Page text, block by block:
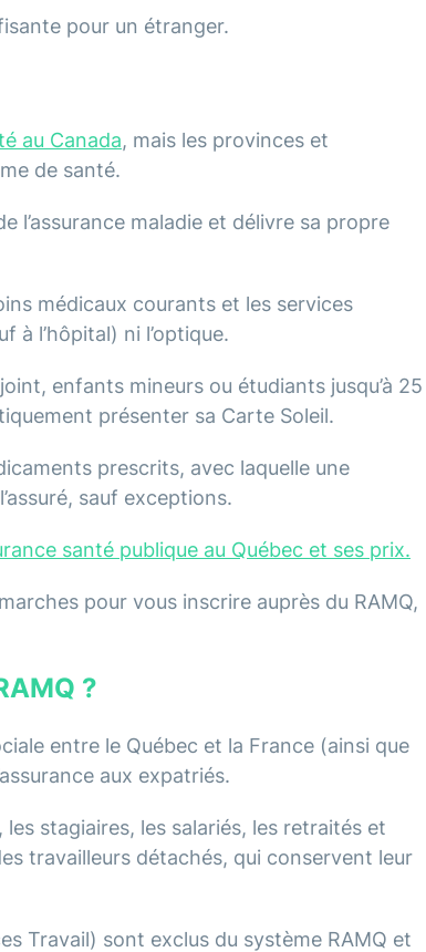
pour un étranger.
au Canada, mais les provinces et
de santé.
l’assurance maladie et délivre sa propre
médicaux courants et les services
à l’hôpital) ni l’optique.
enfants mineurs ou étudiants jusqu’à 25
présenter sa Carte Soleil.
prescrits, avec laquelle une
sauf exceptions.
santé publique au Québec et ses prix.
pour vous inscrire auprès du RAMQ,
?
entre le Québec et la France (ainsi que
aux expatriés.
stagiaires, les salariés, les retraités et
travailleurs détachés, qui conservent leur
Travail) sont exclus du système RAMQ et